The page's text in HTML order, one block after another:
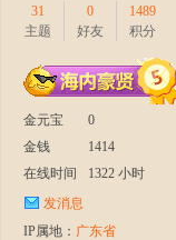
31
主题
0
好友
1489
积分
金元宝
0
金钱
1414
在线时间
1322 小时
发消息
IP属地： 广东省